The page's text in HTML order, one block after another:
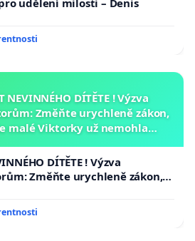
NEVINNÉHO DÍTĚTE ! Výzva
Změňte urychleně zákon,
malé Viktorky už nemohla
DÍTĚTE ! Výzva
Změňte urychleně zákon,
Viktorky už nemohla opakovat!